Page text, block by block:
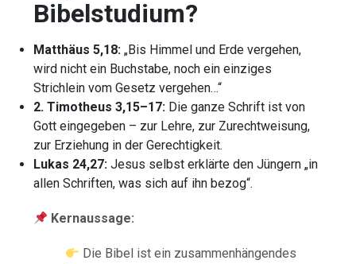
Bibelstudium?
Matthäus 5,18: „Bis Himmel und Erde vergehen,
wird nicht ein Buchstabe, noch ein einziges
Strichlein vom Gesetz vergehen…“
2. Timotheus 3,15–17: Die ganze Schrift ist von
Gott eingegeben – zur Lehre, zur Zurechtweisung,
zur Erziehung in der Gerechtigkeit.
Lukas 24,27: Jesus selbst erklärte den Jüngern „in
allen Schriften, was sich auf ihn bezog“.
Kernaussage:
Die Bibel ist ein zusammenhängendes